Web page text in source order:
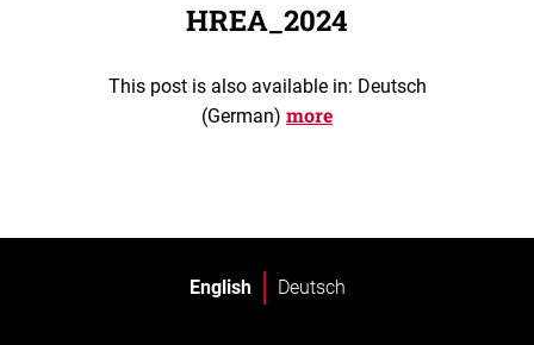
HREA_2024
This post is also available in: Deutsch
(German) more
English Deutsch